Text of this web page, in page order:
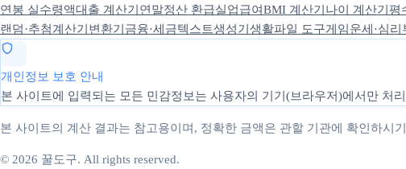
연봉 실수령액대출 계산기 연말정산 환급실업급여BMI 계산기 나이 계산기 평
랜덤·추첨계산기 변환기 금융·세금텍스트생성기 생활파일 도구게임운세·심리
개인정보 보호 안내
본 사이트에 입력되는 모든 민감정보는 사용자의 기기(브라우저)에서만 처
본 사이트의 계산 결과는 참고용이며, 정확한 금액은 관할 기관에 확인하시
© 2026 꿀도구. All rights reserved.